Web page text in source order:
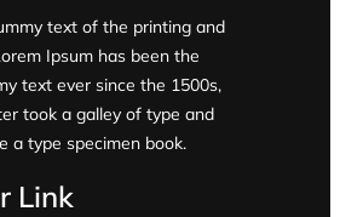
text of the printing and
Ipsum has been the
text ever since the 1500s,
took a galley of type and
a type specimen book.
Link